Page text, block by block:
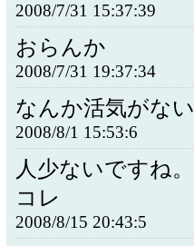
2008/7/31 15:37:39
おらんか
2008/7/31 19:37:34
なんか活気がな
2008/8/1 15:53:6
人少ないですね
コレ
2008/8/15 20:43:5